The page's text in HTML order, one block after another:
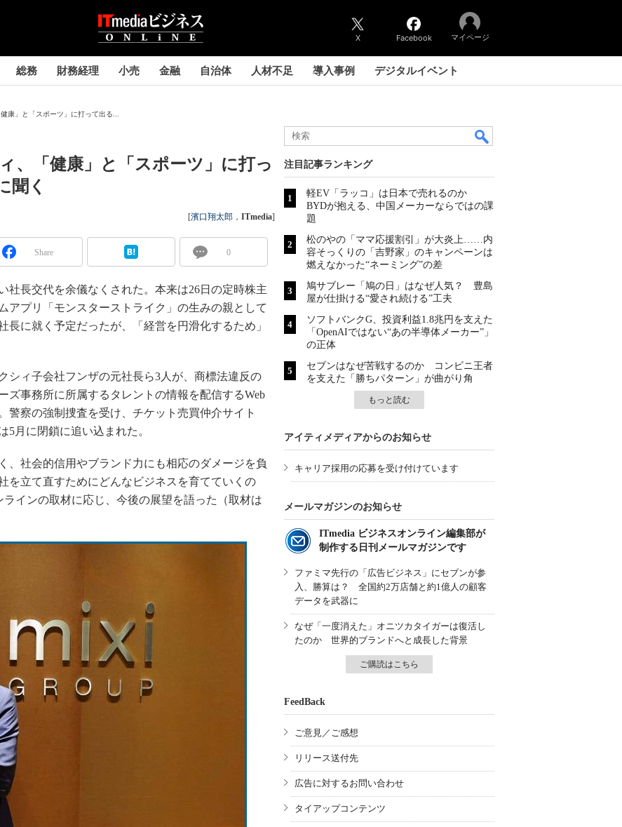
X Facebook マイページ
総務 財務経理 小売 金融 自治体 人材不足 導入事例 デジタルイベント
康」と「スポーツ」に打って出る...
、「健康」と「スポーツ」に打っ
聞く
[濱口翔太郎 ， ITmedia]
Share 0
社長交代を余儀なくされた。本来は26日の定時株主
アプリ「モンスターストライク」の生みの親として
に就く予定だったが、「経営を円滑化するため」
ィ子会社フンザの元社長ら3人が、商標法違反の
ズ事務所に所属するタレントの情報を配信するWeb
警察の強制捜査を受け、チケット売買仲介サイト
5月に閉鎖に追い込まれた。
社会的信用やブランド力にも相応のダメージを負
を立て直すためにどんなビジネスを育てていくの
インの取材に応じ、今後の展望を語った（取材は
注目記事ランキング
軽EV「ラッコ」は日本で売れるのか
BYDが抱える、中国メーカーならではの課
題
松のやの「ママ応援割引」が大炎上……内
容そっくりの「吉野家」のキャンペーンは
燃えなかった“ネーミング”の差
鳩サブレー「鳩の日」はなぜ人気？ 豊島
屋が仕掛ける“愛され続ける”工夫
ソフトバンクG、投資利益1.8兆円を支えた
「OpenAIではない“あの半導体メーカー”」
の正体
セブンはなぜ苦戦するのか コンビニ王者
を支えた「勝ちパターン」が曲がり角
もっと読む
アイティメディアからのお知らせ
キャリア採用の応募を受け付けています
メールマガジンのお知らせ
ITmedia ビジネスオンライン編集部が
制作する日刊メールマガジンです
ファミマ先行の「広告ビジネス」にセブンが参
入、勝算は？ 全国約2万店舗と約1億人の顧客
データを武器に
なぜ「一度消えた」オニツカタイガーは復活し
たのか 世界的ブランドへと成長した背景
ご購読はこちら
FeedBack
ご意見／ご感想
リリース送付先
広告に対するお問い合わせ
タイアップコンテンツ